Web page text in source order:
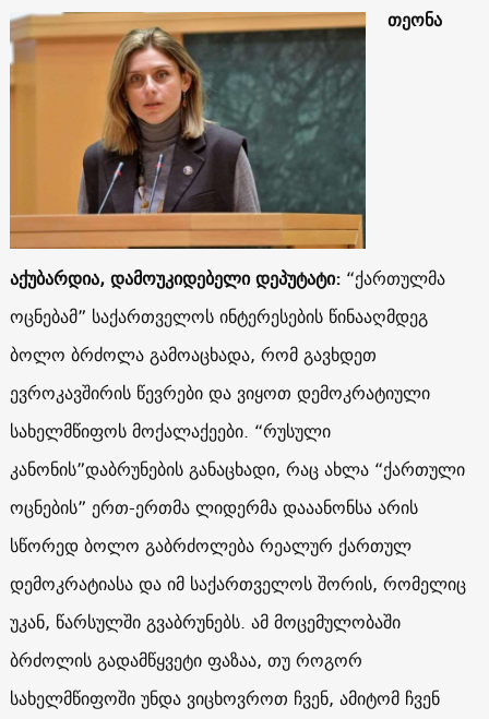
თეონა
აქუბარდია, დამოუკიდებელი დეპუტატი:“ქართულმა
ოცნებამ” საქართველოს ინტერესების წინააღმდეგ
ბოლო ბრძოლა გამოაცხადა, რომ გავხდეთ
ევროკავშირის წევრები და ვიყოთ დემოკრატიული
სახელმწიფოს მოქალაქეები. “რუსული
კანონის”დაბრუნების განაცხადი, რაც ახლა “ქართული
ოცნების” ერთ-ერთმა ლიდერმა დააანონსა არის
სწორედ ბოლო გაბრძოლება რეალურ ქართულ
დემოკრატიასა და იმ საქართველოს შორის, რომელიც
უკან, წარსულში გვაბრუნებს. ამ მოცემულობაში
ბრძოლის გადამწყვეტი ფაზაა, თუ როგორ
სახელმწიფოში უნდა ვიცხოვროთ ჩვენ, ამიტომ ჩვენ